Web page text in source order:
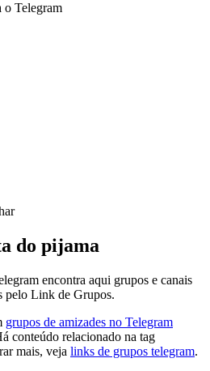
o Telegram
do pijama
encontra aqui grupos e canais
pelo Link de Grupos.
grupos de amizades no Telegram
conteúdo relacionado na tag
mais, veja links de grupos telegram.